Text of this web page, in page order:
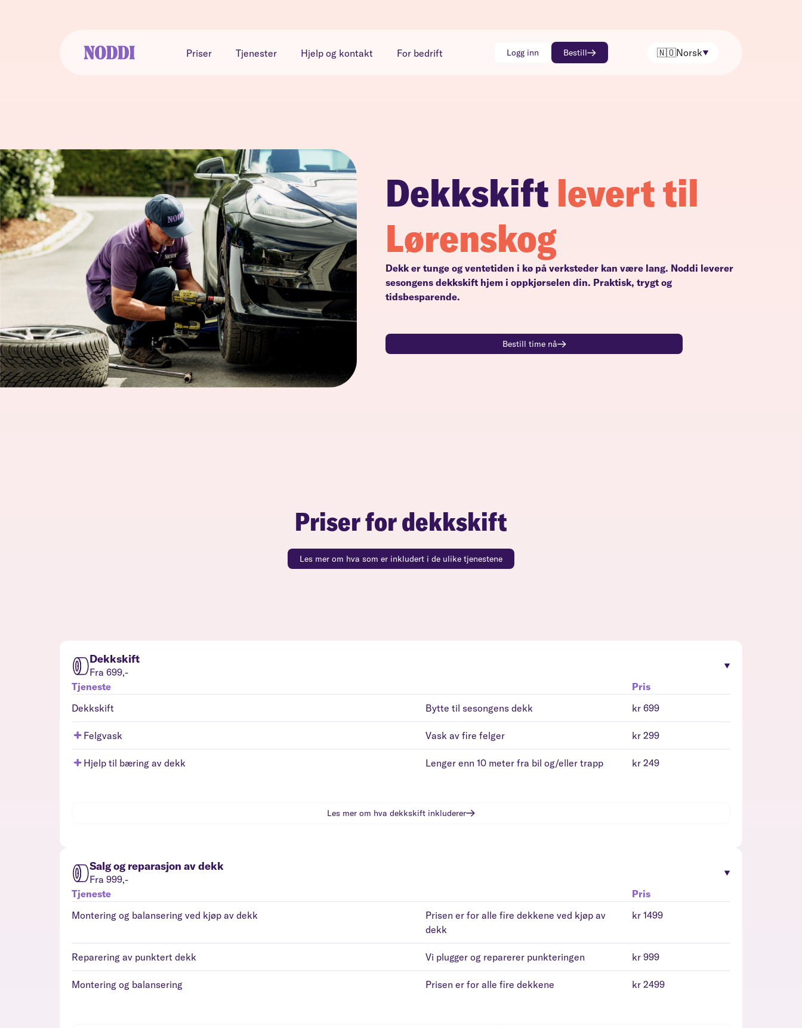
Priser Tjenester Hjelp og kontakt For bedrift Logg inn Bestill 🇳🇴Norsk
Dekkskift levert til
Lørenskog
Dekk er tunge og ventetiden i kø på verksteder kan være lang. Noddi leverer
sesongens dekkskift hjem i oppkjørselen din. Praktisk, trygt og
tidsbesparende.
Bestill time nå
Priser for dekkskift
Les mer om hva som er inkludert i de ulike tjenestene
Dekkskift
Fra 699,-
Tjeneste
Pris
Dekkskift
Bytte til sesongens dekk kr 699
Felgvask Vask av fire felger kr 299
Hjelp til bæring av dekk Lenger enn 10 meter fra bil og/eller trapp kr 249
Les mer om hva dekkskift inkluderer
Salg og reparasjon av dekk
Fra 999,-
Tjeneste
Pris
Montering og balansering ved kjøp av dekk
Prisen er for alle fire dekkene ved kjøp av
dekk
kr 1499
Reparering av punktert dekk Vi plugger og reparerer punkteringen kr 999
Montering og balansering Prisen er for alle fire dekkene kr 2499